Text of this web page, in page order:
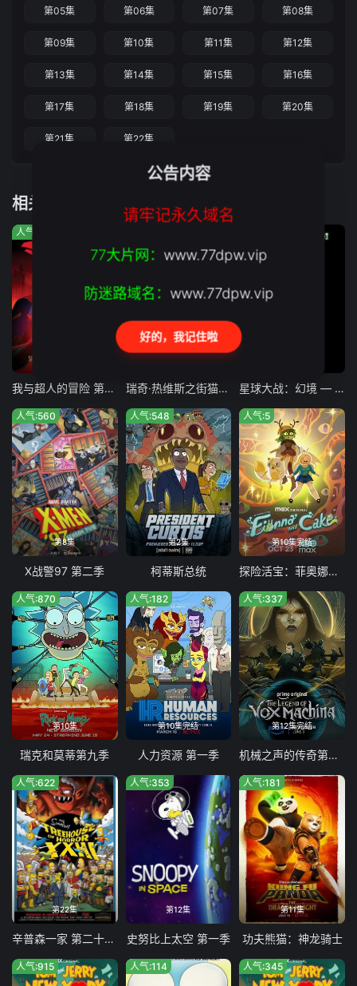
第05集 第06集 第07集 第08集
第09集 第10集 第11集 第12集
第13集 第14集 第15集 第16集
第17集 第18集 第19集 第20集
第21集 第22集
相关推荐
人气:118
我与超人的冒险 第三季
第6集完结
瑞奇·热维斯之街猫一族 星球大战：幻境 — 第九个绝地武士
第8集
人气:560
X战警97 第二季
第2集
人气:548
柯蒂斯总统
第10集完结
人气:5
探险活宝：菲奥娜与蛋糕 第二季
第10集
人气:870
瑞克和莫蒂第九季
第10集完结
人气:182
人力资源 第一季
第12集完结
人气:337
机械之声的传奇第四季
第22集
人气:622
辛普森一家 第二十四季
第12集
人气:353
史努比上太空 第一季
第11集
人气:181
功夫熊猫：神龙骑士
人气:915 人气:114 人气:345
公告内容
请牢记永久域名
77大片网： www.77dpw.vip
防迷路域名： www.77dpw.vip
好的，我记住啦